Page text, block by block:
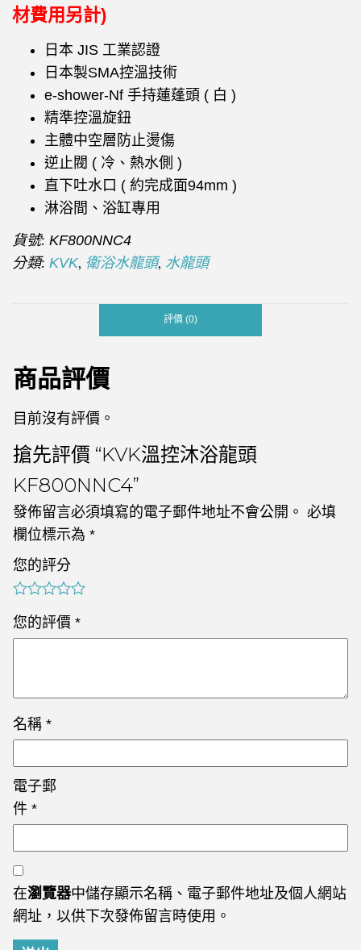
材費用另計)
日本 JIS 工業認證
日本製SMA控溫技術
e-shower-Nf 手持蓮蓬頭 ( 白 )
精準控溫旋鈕
主體中空層防止燙傷
逆止閥 ( 冷、熱水側 )
直下吐水口 ( 約完成面94mm )
淋浴間、浴缸專用
貨號: KF800NNC4
分類: KVK, 衛浴水龍頭, 水龍頭
評價 (0)
商品評價
目前沒有評價。
搶先評價 “KVK溫控沐浴龍頭
KF800NNC4”
發佈留言必須填寫的電子郵件地址不會公開。 必填
欄位標示為 *
您的評分
您的評價 *
名稱 *
電子郵
件 *
在瀏覽器中儲存顯示名稱、電子郵件地址及個人網站
網址，以供下次發佈留言時使用。